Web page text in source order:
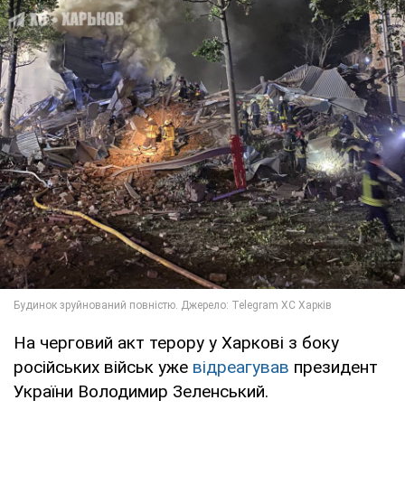
На черговий акт терору у Харкові з боку
російських військ уже відреагував президент
України Володимир Зеленський.